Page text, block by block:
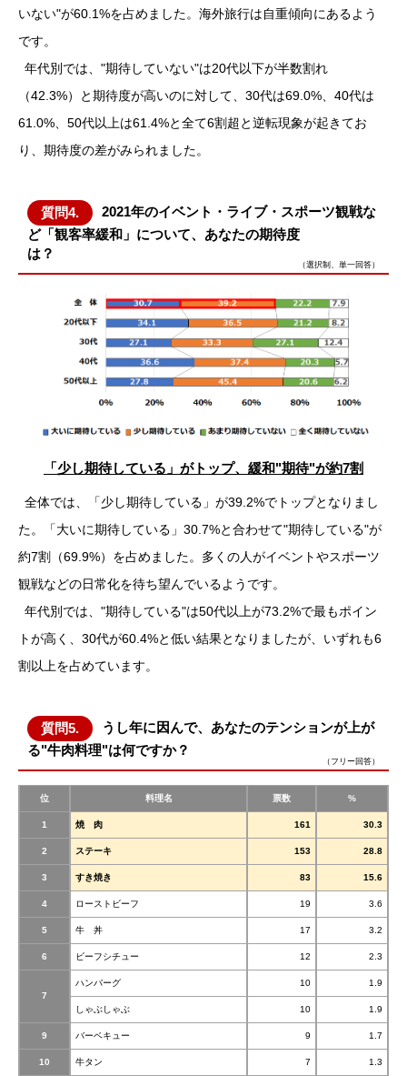
いない"が60.1%を占めました。海外旅行は自重傾向にあるよう
です。
年代別では、"期待していない"は20代以下が半数割れ
（42.3%）と期待度が高いのに対して、30代は69.0%、40代は
61.0%、50代以上は61.4%と全て6割超と逆転現象が起きてお
り、期待度の差がみられました。
質問4.
2021年のイベント・ライブ・スポーツ観戦な
ど「観客率緩和」について、あなたの期待度
は？
（選択制、単一回答）
「少し期待している」がトップ、緩和"期待"が約7割
全体では、「少し期待している」が39.2%でトップとなりまし
た。「大いに期待している」30.7%と合わせて"期待している"が
約7割（69.9%）を占めました。多くの人がイベントやスポーツ
観戦などの日常化を待ち望んでいるようです。
年代別では、"期待している"は50代以上が73.2%で最もポイン
トが高く、30代が60.4%と低い結果となりましたが、いずれも6
割以上を占めています。
質問5.
うし年に因んで、あなたのテンションが上が
る"牛肉料理"は何ですか？
（フリー回答）
位 料理名 票数 %
1 焼 肉 161 30.3
2 ステーキ 153 28.8
3 すき焼き 83 15.6
4 ローストビーフ 19 3.6
5 牛 丼 17 3.2
6 ビーフシチュー 12 2.3
7
ハンバーグ 10 1.9
しゃぶしゃぶ 10 1.9
9 バーベキュー 9 1.7
10 牛タン 7 1.3